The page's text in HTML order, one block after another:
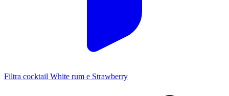
Filtra cocktail White rum e Strawberry